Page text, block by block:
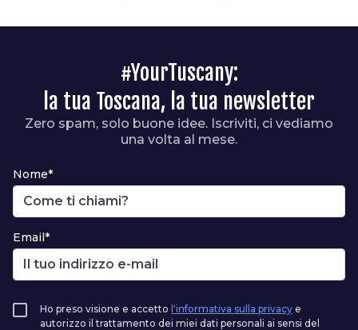
#YourTuscany:
la tua Toscana, la tua newsletter
Zero spam, solo buone idee. Iscriviti, ci vediamo
una volta al mese.
Nome*
Email*
Ho preso visione e accetto l'informativa sulla privacy e
autorizzo il trattamento dei miei dati personali ai sensi del